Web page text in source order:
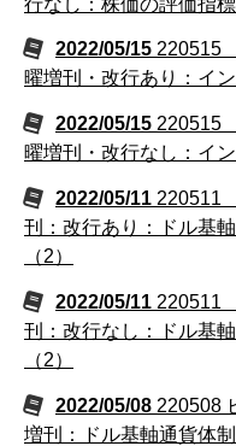
2022/05/15 220515
曜増刊・改行あり：イ
2022/05/15 220515
曜増刊・改行なし：イ
2022/05/11 220511
刊：改行あり：ドル基
（2）
2022/05/11 220511
刊：改行なし：ドル基
（2）
2022/05/08 220508
増刊：ドル基軸通貨体